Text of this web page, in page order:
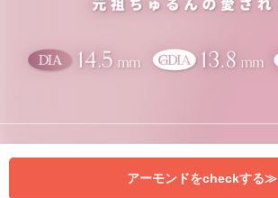
アーモンドをcheckする≫